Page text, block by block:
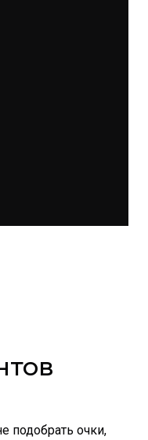
подобрать очки,